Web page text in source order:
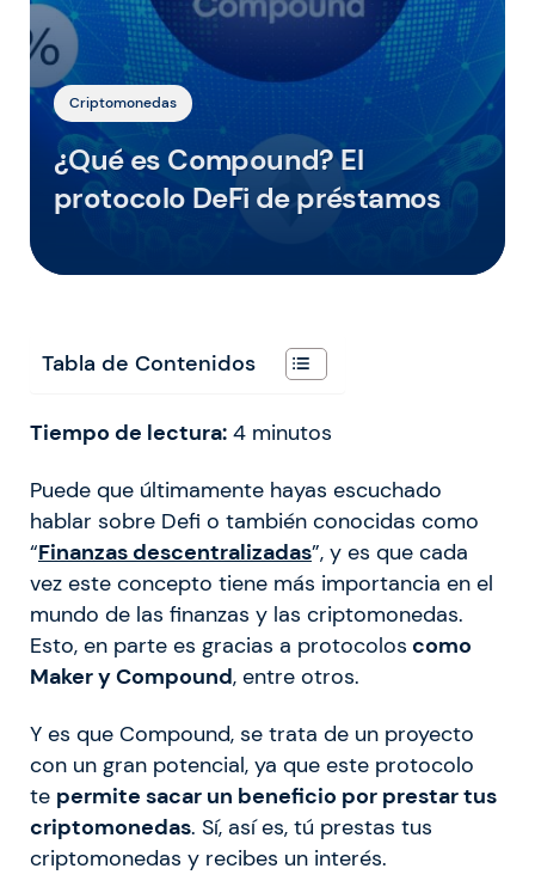
Criptomonedas
¿Qué es Compound? El
protocolo DeFi de préstamos
Tabla de Contenidos
Tiempo de lectura: 4 minutos
Puede que últimamente hayas escuchado
hablar sobre Defi o también conocidas como
“Finanzas descentralizadas”, y es que cada
vez este concepto tiene más importancia en el
mundo de las finanzas y las criptomonedas.
Esto, en parte es gracias a protocolos como
Maker y Compound, entre otros.
Y es que Compound, se trata de un proyecto
con un gran potencial, ya que este protocolo
te permite sacar un beneficio por prestar tus
criptomonedas. Sí, así es, tú prestas tus
criptomonedas y recibes un interés.